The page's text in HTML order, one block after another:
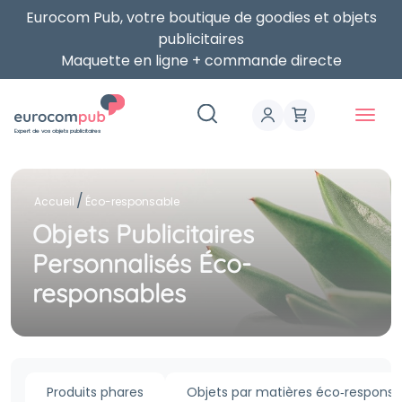
Eurocom Pub, votre boutique de goodies et objets
publicitaires
Maquette en ligne + commande directe
Expert de vos objets publicitaires
Produits phares Objets par matières
Accueil Éco-responsable
Objets Publicitaires
Personnalisés Éco-
responsables